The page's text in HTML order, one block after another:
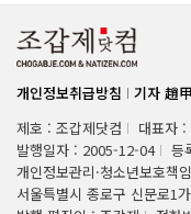
개인정보취급방침 기자 趙
제호 : 조갑제닷컴
대표자 :
발행일자 : 2005-12-04
등
개인정보관리·청소년보호책
서울특별시 종로구 신문로1